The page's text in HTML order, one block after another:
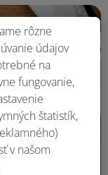
rôzne
údajov
na
fungovanie,
štatistík,
v našom